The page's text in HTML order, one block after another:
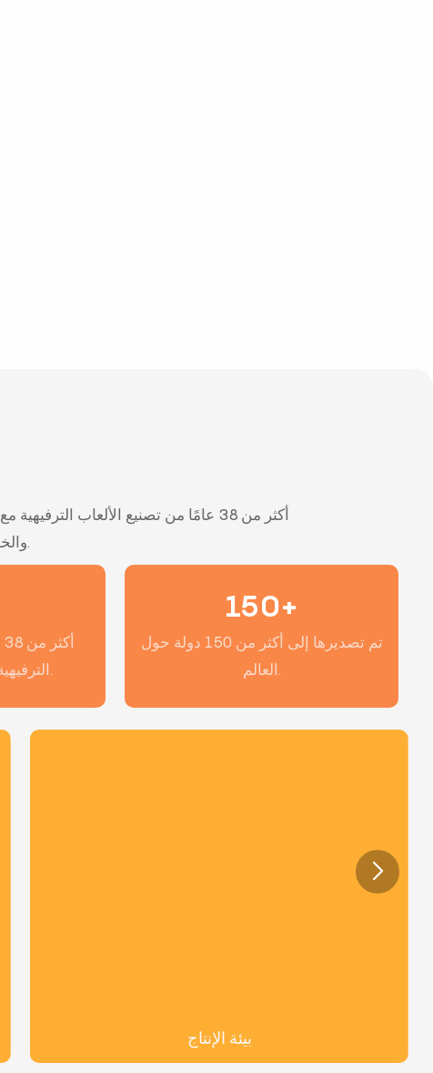
والخامس في الصين. تم تصديرها إلى أكثر من 150 دولة حول العالم.
الترفيهية مع مصنعنا الخاص.
150+
تم تصديرها إلى أكثر من 150 دولة حول
العالم.
بيئة الإنتاج